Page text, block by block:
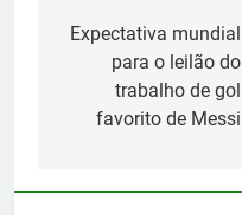
navigation
Expectativa mundial
para o leilão do
trabalho de gol
favorito de Messi
5